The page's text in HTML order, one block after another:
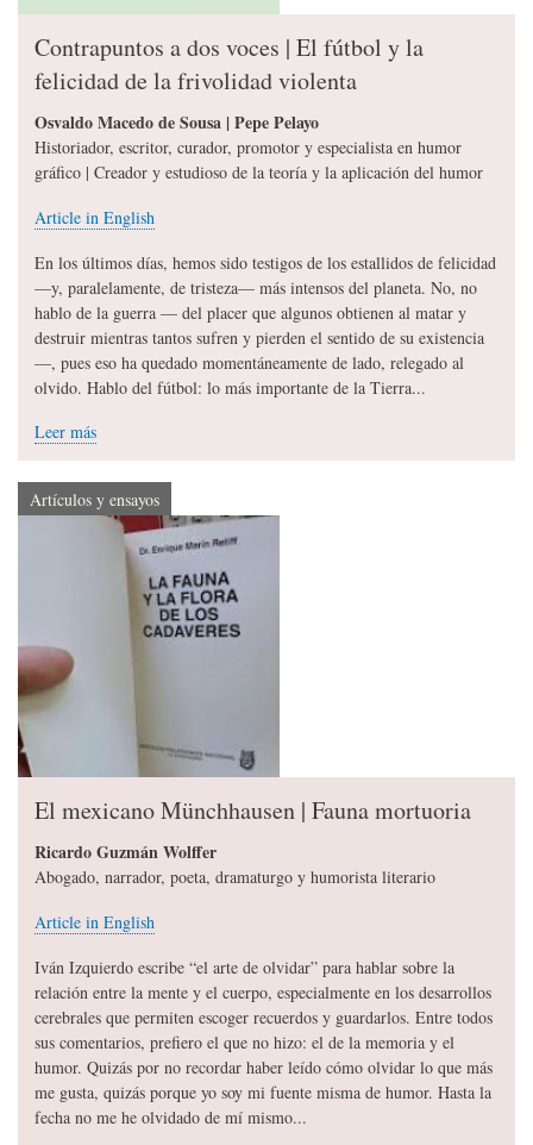
Contrapuntos a dos voces | El fútbol y la
felicidad de la frivolidad violenta
Osvaldo Macedo de Sousa | Pepe Pelayo
Historiador, escritor, curador, promotor y especialista en humor
gráfico | Creador y estudioso de la teoría y la aplicación del humor
Article in English
En los últimos días, hemos sido testigos de los estallidos de felicidad
—y, paralelamente, de tristeza— más intensos del planeta. No, no
hablo de la guerra — del placer que algunos obtienen al matar y
destruir mientras tantos sufren y pierden el sentido de su existencia
—, pues eso ha quedado momentáneamente de lado, relegado al
olvido. Hablo del fútbol: lo más importante de la Tierra...
Leer más
Artículos y ensayos
El mexicano Münchhausen | Fauna mortuoria
Ricardo Guzmán Wolffer
Abogado, narrador, poeta, dramaturgo y humorista literario
Article in English
Iván Izquierdo escribe “el arte de olvidar” para hablar sobre la
relación entre la mente y el cuerpo, especialmente en los desarrollos
cerebrales que permiten escoger recuerdos y guardarlos. Entre todos
sus comentarios, prefiero el que no hizo: el de la memoria y el
humor. Quizás por no recordar haber leído cómo olvidar lo que más
me gusta, quizás porque yo soy mi fuente misma de humor. Hasta la
fecha no me he olvidado de mí mismo...